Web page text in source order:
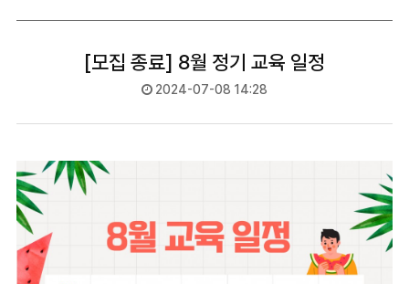
[모집 종료] 8월 정기 교육 일정
2024-07-08 14:28